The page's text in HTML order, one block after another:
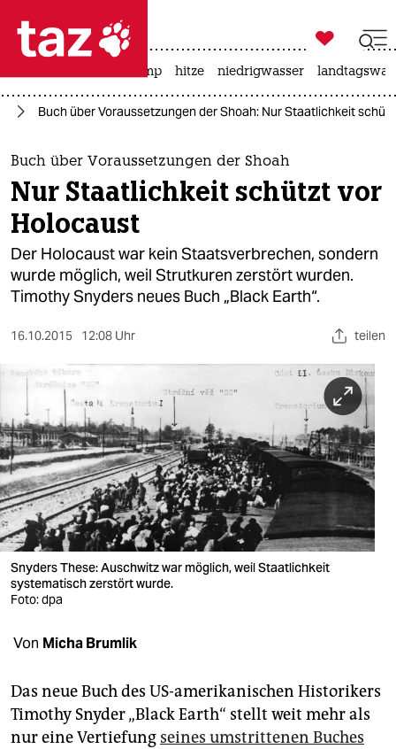
 taz zahl ich
taz zahl ich
themen
politik
öko
gesellschaft
nord
wahrheit
verlag
verlag
veranstaltungen
unterstützen

taz zahl ich
usa unter trump hitze niedrigwasser
Buch über Voraussetzungen der Shoah: Nur Staatlichkeit
Buch über Voraussetzungen der Shoah
Nur Staatlichkeit schützt vor
Holocaust
Der Holocaust war kein Staatsverbrechen, sondern
wurde möglich, weil Strutkuren zerstört wurden.
Timothy Snyders neues Buch „Black Earth“.
16.10.2015 12:08 Uhr teilen
Snyders These: Auschwitz war möglich, weil Staatlichkeit
systematisch zerstört wurde.
Foto: dpa
Von Micha Brumlik
Das neue Buch des US-amerikanischen Historikers
Timothy Snyder „Black Earth“ stellt weit mehr als
nur eine Vertiefung seines umstrittenen Buches